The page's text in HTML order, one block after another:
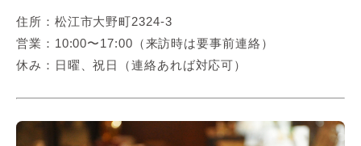
住所：松江市大野町2324-3
営業：10:00〜17:00（来訪時は要事前連絡）
休み：日曜、祝日（連絡あれば対応可）